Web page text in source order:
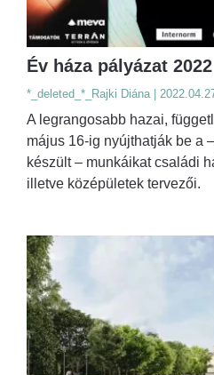
Év háza pályázat 2022
*_deleted_*_Rajki Diána |
A legrangosabb hazai,
május 16-ig nyújthatják be a
készült – munkáikat családi
illetve középületek tervezői.